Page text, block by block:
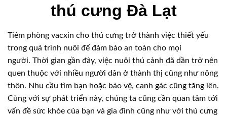
thú cưng Đà Lạt
Tiêm phòng vacxin cho thú cưng trở thành việc thiết yếu
trong quá trình nuôi để đảm bảo an toàn cho mọi
người. Thời gian gần đây, việc nuôi thú cảnh đã dần trở nên
quen thuộc với nhiều người dân ở thành thị cũng như nông
thôn. Nhu cầu tìm bạn hoặc bảo vệ, canh gác cũng tăng lên.
Cùng với sự phát triển này, chúng ta cũng cần quan tâm tới
vấn đề sức khỏe của bạn và gia đình cũng như với thú cưng